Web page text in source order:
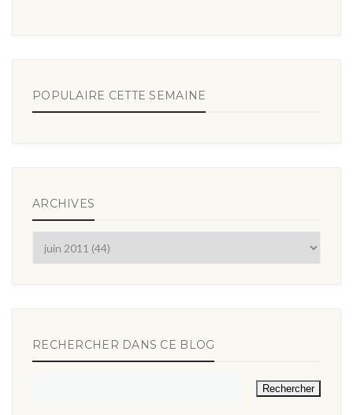
POPULAIRE CETTE SEMAINE
ARCHIVES
RECHERCHER DANS CE BLOG